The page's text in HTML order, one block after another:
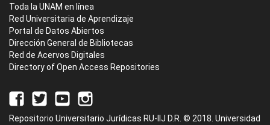
Toda la UNAM en línea
Red Universitaria de Aprendizaje
Portal de Datos Abiertos
Dirección General de Bibliotecas
Red de Acervos Digitales
Directory of Open Access Repositories
Repositorio Universitario Jurídicas RU-IIJ D.R. © 2018. Universidad